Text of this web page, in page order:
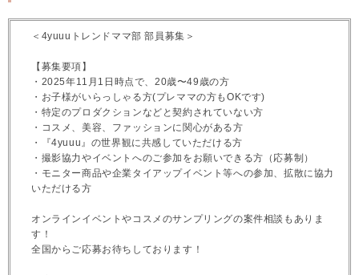
＜4yuuuトレンドママ部 部員募集＞
【募集要項】
・2025年11月1日時点で、20歳〜49歳の方
・お子様がいらっしゃる方(プレママの方もOKです)
・特定のプロダクションなどと契約されていない方
・コスメ、美容、ファッションに関心がある方
・『4yuuu』の世界観に共感していただける方
・撮影協力やイベントへのご参加をお願いできる方（応募制）
・モニター商品や企業タイアップイベント等への参加、拡散に協力
いただける方
オンラインイベントやコスメのサンプリングの案件相談もありま
す！
全国からご応募お待ちしております！